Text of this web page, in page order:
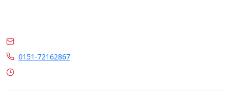
0151-72162867